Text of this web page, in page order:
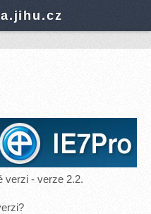
verzi - verze 2.2.